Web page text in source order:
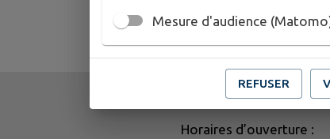
Horaires d’ouverture :
Mesure d'audience
REFUSER